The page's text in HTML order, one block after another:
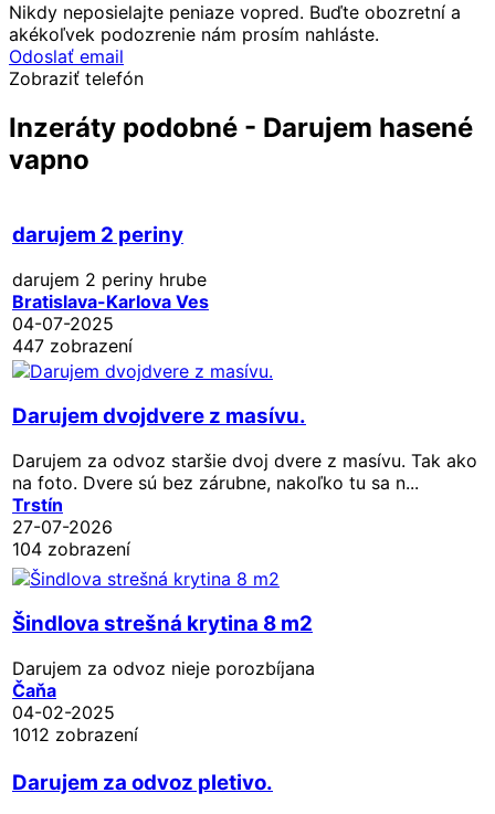
Nikdy neposielajte peniaze vopred. Buďte obozretní a
akékoľvek podozrenie nám prosím nahláste.
Odoslať email
Zobraziť telefón
Inzeráty podobné - Darujem hasené
vapno
darujem 2 periny
darujem 2 periny hrube
Bratislava-Karlova Ves
04-07-2025
447 zobrazení
Darujem dvojdvere z masívu.
Darujem za odvoz staršie dvoj dvere z masívu. Tak ako
na foto. Dvere sú bez zárubne, nakoľko tu sa n...
Trstín
27-07-2026
104 zobrazení
Šindlova strešná krytina 8 m2
Darujem za odvoz nieje porozbíjana
Čaňa
04-02-2025
1012 zobrazení
Darujem za odvoz pletivo.